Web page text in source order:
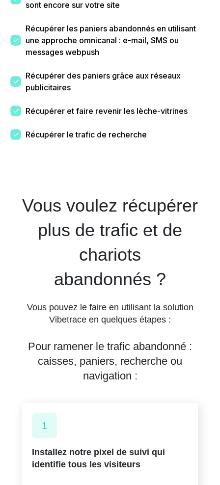
sont encore sur votre site
Récupérer les paniers abandonnés en utilisant
une approche omnicanal : e-mail, SMS ou
messages webpush
Récupérer des paniers grâce aux réseaux
publicitaires
Récupérer et faire revenir les lèche-vitrines
Récupérer le trafic de recherche
Vous voulez récupérer
plus de trafic et de
chariots
abandonnés ?
Vous pouvez le faire en utilisant la solution
Vibetrace en quelques étapes :
Pour ramener le trafic abandonné :
caisses, paniers, recherche ou
navigation :
1
Installez notre pixel de suivi qui
identifie tous les visiteurs